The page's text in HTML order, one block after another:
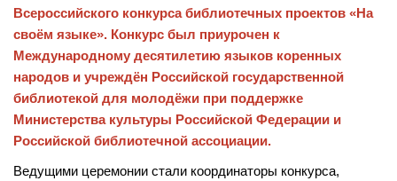
Всероссийского конкурса библиотечных проектов «На
своём языке». Конкурс был приурочен к
Международному десятилетию языков коренных
народов и учреждён Российской государственной
библиотекой для молодёжи при поддержке
Министерства культуры Российской Федерации и
Российской библиотечной ассоциации.
Ведущими церемонии стали координаторы конкурса,